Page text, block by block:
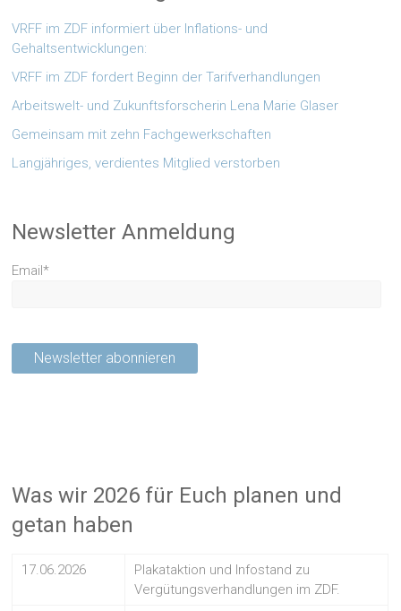
VRFF im ZDF informiert über Inflations- und
Gehaltsentwicklungen:
VRFF im ZDF fordert Beginn der Tarifverhandlungen
Arbeitswelt- und Zukunftsforscherin Lena Marie Glaser
Gemeinsam mit zehn Fachgewerkschaften
Langjähriges, verdientes Mitglied verstorben
Newsletter Anmeldung
Email*
Was wir 2026 für Euch planen und
getan haben
17.06.2026
Plakataktion und Infostand zu
Vergütungsverhandlungen im ZDF.